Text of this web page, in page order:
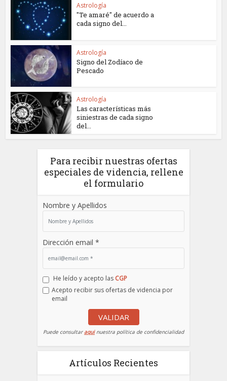
Astrología
"Te amaré" de acuerdo a
cada signo del...
Astrología
Signo del Zodíaco de
Pescado
Astrología
Las características más
siniestras de cada signo
del...
Para recibir nuestras ofertas
especiales de videncia, rellene
el formulario
Nombre y Apellidos
Dirección email *
He leído y acepto las CGP
Acepto recibir sus ofertas de videncia por
email
VALIDAR
Puede consultaraquinuestra política de confidencialidad
Artículos Recientes